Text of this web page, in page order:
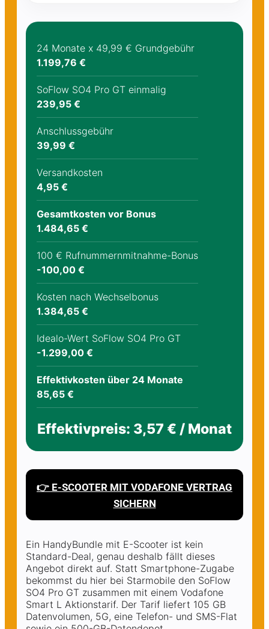
24 Monate x 49,99 € Grundgebühr
1.199,76 €
SoFlow SO4 Pro GT einmalig
239,95 €
Anschlussgebühr
39,99 €
Versandkosten
4,95 €
Gesamtkosten vor Bonus
1.484,65 €
100 € Rufnummernmitnahme-Bonus
-100,00 €
Kosten nach Wechselbonus
1.384,65 €
Idealo-Wert SoFlow SO4 Pro GT
-1.299,00 €
Effektivkosten über 24 Monate
85,65 €
Effektivpreis: 3,57 € / Monat
👉 E-SCOOTER MIT VODAFONE VERTRAG
SICHERN
Ein HandyBundle mit E-Scooter ist kein
Standard-Deal, genau deshalb fällt dieses
Angebot direkt auf. Statt Smartphone-Zugabe
bekommst du hier bei Starmobile den SoFlow
SO4 Pro GT zusammen mit einem Vodafone
Smart L Aktionstarif. Der Tarif liefert 105 GB
Datenvolumen, 5G, eine Telefon- und SMS-Flat